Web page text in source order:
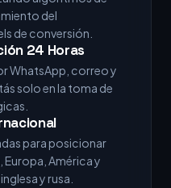
del
de conversión.
24 Horas
WhatsApp, correo y
solo en la toma de
para posicionar
Europa, América y
y rusa.